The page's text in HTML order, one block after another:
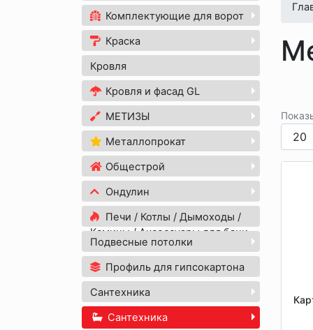
Комплектующие для ворот
Краска
Кровля
Кровля и фасад GL
МЕТИЗЫ
Металлопрокат
Общестрой
Ондулин
Печи / Котлы / Дымоходы /
Камины / Аксессуары для бани
Подвесные потолки
Профиль для гипсокартона
Сантехника
Сантехника